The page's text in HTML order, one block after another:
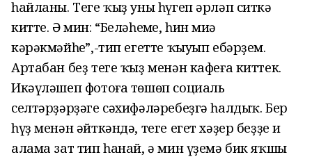
һайланы. Теге ҡыҙ уны һүгеп әрләп ситкә
китте. Ә мин: “Беләһеңме, һин миңә
кәрәкмәйһең”,-тип егетте ҡыуып ебәрҙем.
Артабан беҙ теге ҡыҙ менән кафеға киттек.
Икәүләшеп фотоға төшөп социаль
селтәрҙәрҙәге сәхифәләребеҙгә һалдыҡ. Бер
һүҙ менән әйткәндә, теге егет хәҙер беҙҙе иң
алама зат тип һанай, ә мин үҙемә бик яҡшы